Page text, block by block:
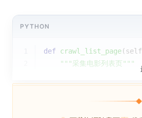
PYTHON
def crawl_list_page(
"""采集电影列表页"""